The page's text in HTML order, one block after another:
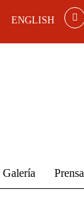
ENGLISH
Galería Prensa